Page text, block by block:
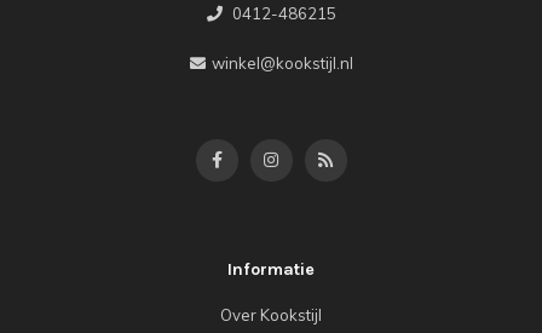
0412-486215
winkel@kookstijl.nl
Informatie
Over Kookstijl